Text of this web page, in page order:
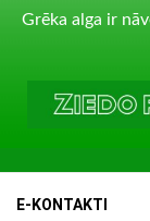
Grēka alga ir
E-KONTAKTI